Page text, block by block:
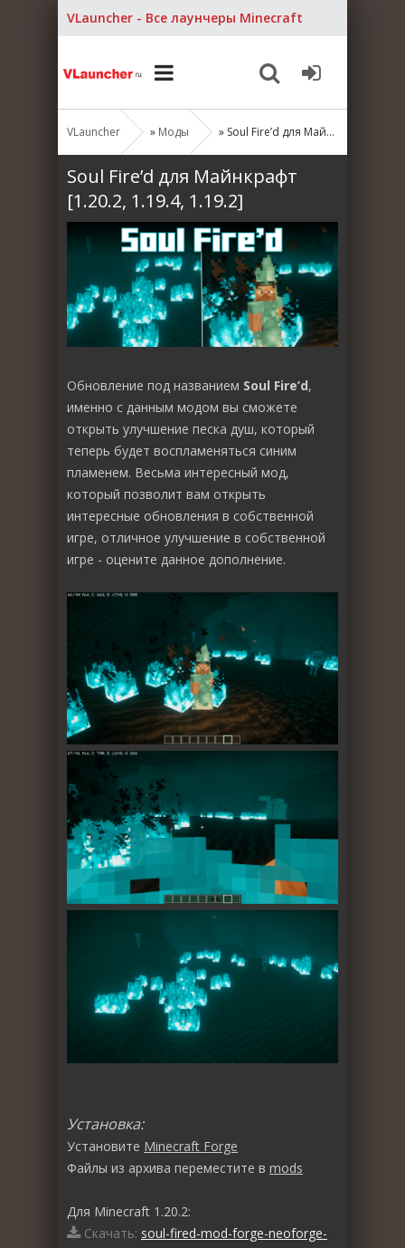
VLauncher - Все лаунчеры Minecraft
VLauncher » Моды » Soul Fire’d для Майнкрафт [1.20.2, 1.19.4, 1.19.2]
Soul Fire’d для Майнкрафт
[1.20.2, 1.19.4, 1.19.2]
Обновление под названием Soul Fire’d,
именно с данным модом вы сможете
открыть улучшение песка душ, который
теперь будет воспламеняться синим
пламенем. Весьма интересный мод,
который позволит вам открыть
интересные обновления в собственной
игре, отличное улучшение в собственной
игре - оцените данное дополнение.
Установка:
Установите Minecraft Forge
Файлы из архива переместите в mods
Для Minecraft 1.20.2:
Скачать: soul-fired-mod-forge-neoforge-